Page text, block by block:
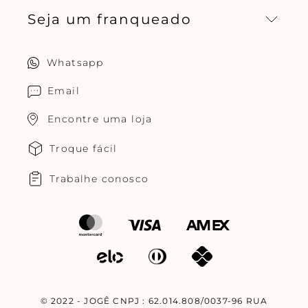
Central de relacionamento
Seja um franqueado
Whatsapp
Email
Encontre uma loja
Troque fácil
Trabalhe conosco
© 2022 - JOGÊ CNPJ : 62.014.808/0037-96 RUA